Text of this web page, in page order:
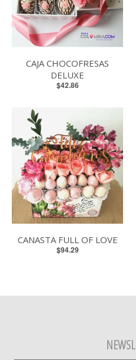
CAJA CHOCOFRESAS
DELUXE
$42.86
CANASTA FULL OF LOVE
$94.29